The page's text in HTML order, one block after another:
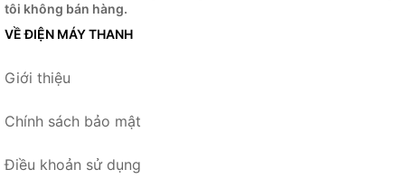
tôi không bán hàng.
VỀ ĐIỆN MÁY THANH
Giới thiệu
Chính sách bảo mật
Điều khoản sử dụng